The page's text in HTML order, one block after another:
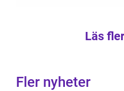
Läs
Fler nyheter